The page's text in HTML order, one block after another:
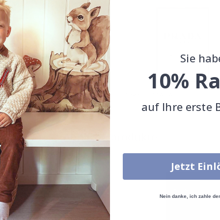
COOL PARIS
Special
Price
11,00 € Special
Price
11,00 €
Ähnliche produkte
Sie
10%
auf Ihre erste
Jetzt
Nein danke, ich zahle